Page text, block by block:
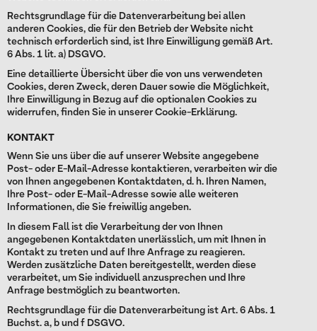
Rechtsgrundlage für die Datenverarbeitung bei allen
anderen Cookies, die für den Betrieb der Website nicht
technisch erforderlich sind, ist Ihre Einwilligung gemäß Art.
6 Abs. 1 lit. a) DSGVO.
Eine detaillierte Übersicht über die von uns verwendeten
Cookies, deren Zweck, deren Dauer sowie die Möglichkeit,
Ihre Einwilligung in Bezug auf die optionalen Cookies zu
widerrufen, finden Sie in unserer Cookie-Erklärung.
KONTAKT
Wenn Sie uns über die auf unserer Website angegebene
Post- oder E-Mail-Adresse kontaktieren, verarbeiten wir die
von Ihnen angegebenen Kontaktdaten, d. h. Ihren Namen,
Ihre Post- oder E-Mail-Adresse sowie alle weiteren
Informationen, die Sie freiwillig angeben.
In diesem Fall ist die Verarbeitung der von Ihnen
angegebenen Kontaktdaten unerlässlich, um mit Ihnen in
Kontakt zu treten und auf Ihre Anfrage zu reagieren.
Werden zusätzliche Daten bereitgestellt, werden diese
verarbeitet, um Sie individuell anzusprechen und Ihre
Anfrage bestmöglich zu beantworten.
Rechtsgrundlage für die Datenverarbeitung ist Art. 6 Abs. 1
Buchst. a, b und f DSGVO.